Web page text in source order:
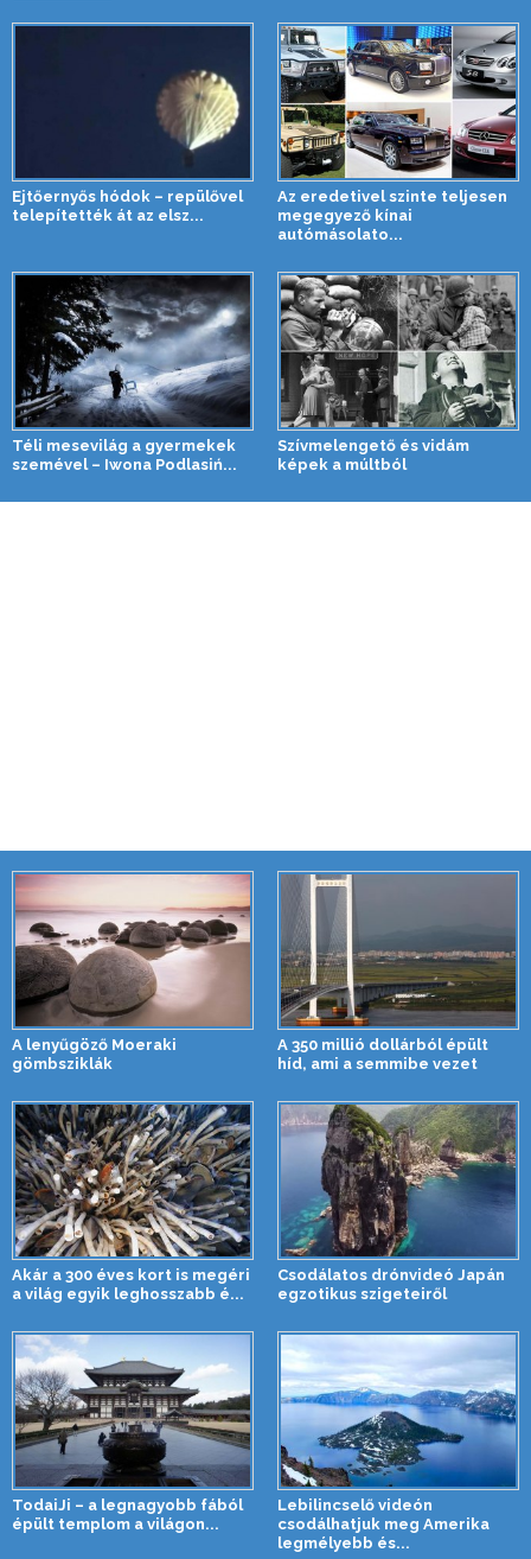
Ejtőernyős hódok – repülővel
telepítették át az elsz...
Az eredetivel szinte teljesen
megegyező kínai
autómásolato...
Téli mesevilág a gyermekek
szemével – Iwona Podlasiń...
Szívmelengető és vidám
képek a múltból
A lenyűgöző Moeraki
gömbsziklák
A 350 millió dollárból épült
híd, ami a semmibe vezet
Akár a 300 éves kort is megéri
a világ egyik leghosszabb é...
Csodálatos drónvideó Japán
egzotikus szigeteiről
TodaiJi – a legnagyobb fából
épült templom a világon...
Lebilincselő videón
csodálhatjuk meg Amerika
legmélyebb és...